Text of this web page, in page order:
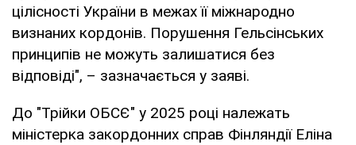
цілісності України в межах її міжнародно
визнаних кордонів. Порушення Гельсінських
принципів не можуть залишатися без
відповіді", – зазначається у заяві.
До "Трійки ОБСЄ" у 2025 році належать
міністерка закордонних справ Фінляндії Еліна